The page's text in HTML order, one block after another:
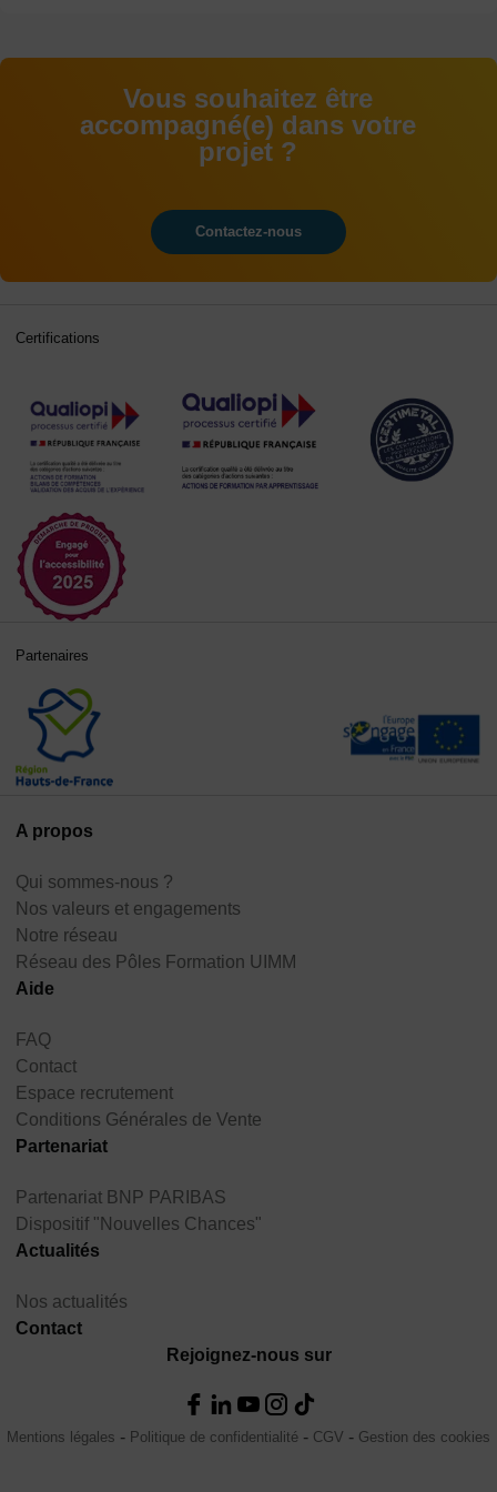
Vous souhaitez être
accompagné(e) dans votre
projet ?
Contactez-nous
A propos
Qui sommes-nous ?
Nos valeurs et engagements
Notre réseau
Réseau des Pôles Formation UIMM
Aide
FAQ
Contact
Espace recrutement
Conditions Générales de Vente
Partenariat
Partenariat BNP PARIBAS
Dispositif "Nouvelles Chances"
Actualités
Nos actualités
Contact
Rejoignez-nous sur
Certifications
Partenaires
Mentions légales Politique de confidentialité CGV Gestion des cookies